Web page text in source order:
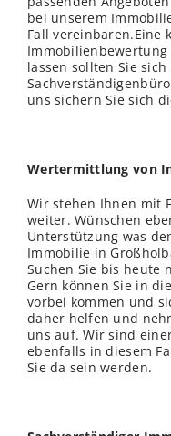
bei unserem
Fall vereinbaren.Eine
Immobilienbewertung
lassen sollten Sie
uns sichern Sie sich
Wertermittlung von
Wir stehen Ihnen mit
weiter. Wünschen
Unterstützung was
Immobilie in
Suchen Sie bis heute
Gern können Sie in
vorbei kommen und
daher helfen und
uns auf. Wir sind
ebenfalls in diesem
Sie da sein werden.